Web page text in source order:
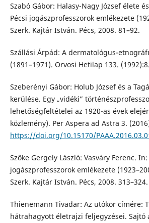
Szabó Gábor: Halasy-Nagy József élete
Pécsi jogászprofesszorok emlékezete
Szerk. Kajtár István. Pécs, 2008. 81–92.
Szállási Árpád: A dermatológus-
(1891–1971). Orvosi Hetilap 133.
Szeberényi Gábor: Holub József és a
kerülése. Egy „vidéki”
lehetőségfeltételei az 1920-as évek
közlemény). Per Aspera ad Astra 3.
https://doi.org/10.15170/
Szőke Gergely László: Vasváry Ferenc. In:
jogászprofesszorok emlékezete
Szerk. Kajtár István. Pécs, 2008. 313–324.
Thienemann Tivadar: Az utókor címére:
hátrahagyott életrajzi feljegyzései. Sajtó